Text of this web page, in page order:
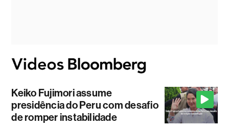
Keiko Fujimori assume
presidência do Peru com desafio
de romper instabilidade